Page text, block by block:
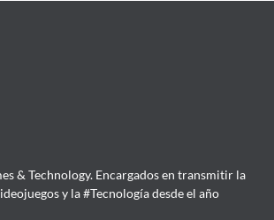
& Technology. Encargados en transmitir la
y la #Tecnología desde el año